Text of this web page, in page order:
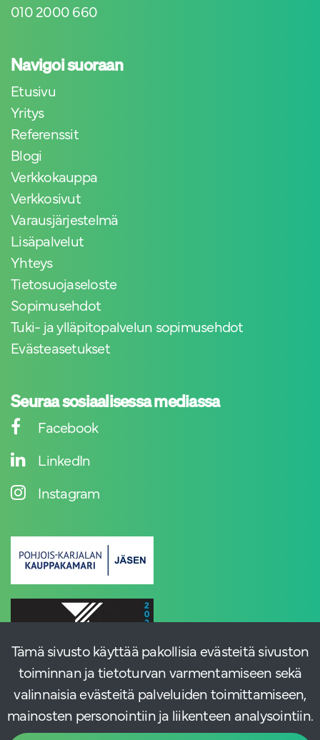
Tämä sivusto käyttää pakollisia evästeitä sivuston
toiminnan ja tietoturvan varmentamiseen sekä
valinnaisia evästeitä palveluiden toimittamiseen,
mainosten personointiin ja liikenteen analysointiin.
010 2000 660
Navigoi suoraan
Etusivu
Yritys
Referenssit
Blogi
Verkkokauppa
Verkkosivut
Varausjärjestelmä
Lisäpalvelut
Yhteys
Tietosuojaseloste
Sopimusehdot
Tuki- ja ylläpitopalvelun sopimusehdot
Evästeasetukset
Seuraa sosiaalisessa mediassa
Facebook
LinkedIn
Instagram